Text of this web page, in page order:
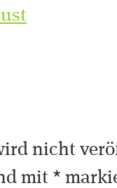
nicht
mit *